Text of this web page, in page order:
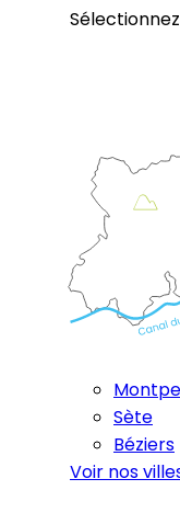
Sète
Béziers
Voir nos